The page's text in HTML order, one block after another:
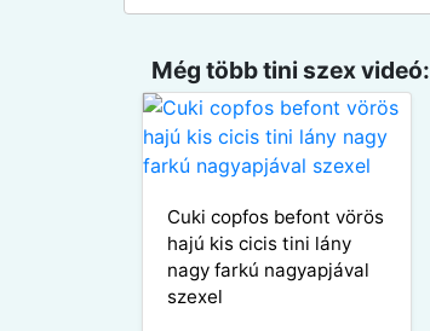
Még több tini szex videó:
Cuki copfos befont vörös
hajú kis cicis tini lány
nagy farkú nagyapjával
szexel